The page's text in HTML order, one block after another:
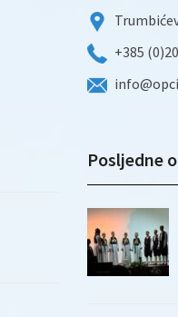
+385
Posljedne